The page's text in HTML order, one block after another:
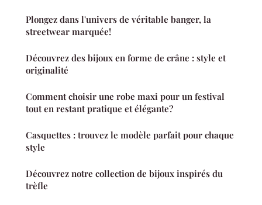
Plongez dans l'univers de véritable banger, la
streetwear marquée!
Découvrez des bijoux en forme de crâne : style et
originalité
Comment choisir une robe maxi pour un festival
tout en restant pratique et élégante?
Casquettes : trouvez le modèle parfait pour chaque
style
Découvrez notre collection de bijoux inspirés du
trèfle